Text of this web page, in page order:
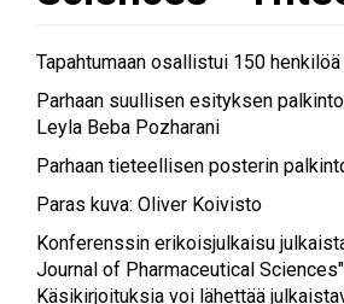
Tapahtumaan osallistui 150
Parhaan suullisen esityksen
Leyla Beba Pozharani
Parhaan tieteellisen posterin
Paras kuva: Oliver Koivisto
Konferenssin erikoisjulkaisu
Journal of Pharmaceutical
Käsikirjoituksia voi lähettää